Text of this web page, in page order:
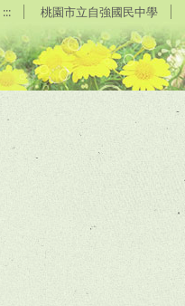
::: 桃園市立自強國民中學